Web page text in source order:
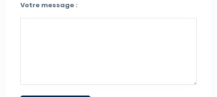
Votre message :